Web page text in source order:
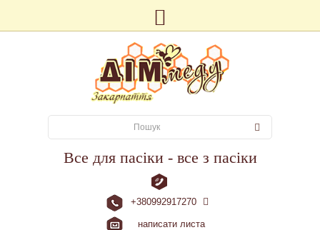
Все для пасіки - все з пасіки
+380992917270
написати листа